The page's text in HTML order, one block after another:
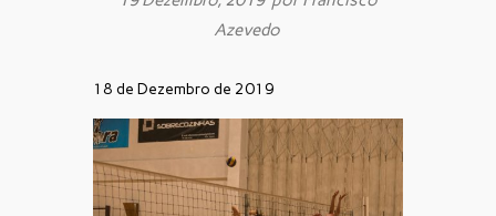
Azevedo
18 de Dezembro de 2019